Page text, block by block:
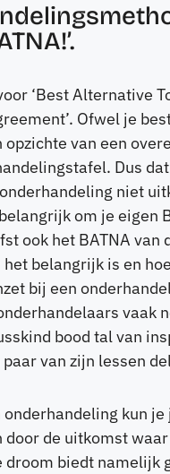
‘Best Alternative
Ofwel je
van een
Dus
niet
om je eigen
ook het BATNA van
belangrijk is en
bij een
vaak
bood tal van
van zijn lessen
onderhandeling kun
door de uitkomst
droom biedt namelijk